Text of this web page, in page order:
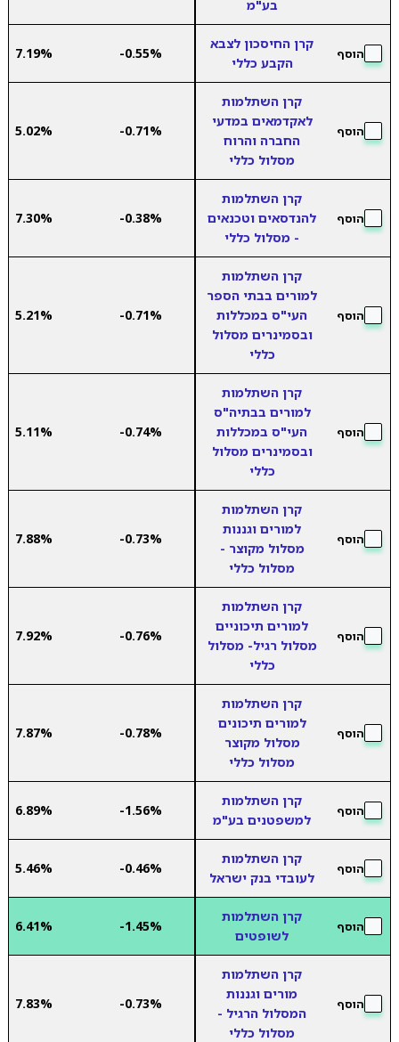
בע"מ
הוסף
קרן החיסכון לצבא
הקבע כללי
-0.55%
7.19%
הוסף
קרן השתלמות
לאקדמאים במדעי
החברה והרוח
מסלול כללי
-0.71%
5.02%
הוסף
קרן השתלמות
להנדסאים וטכנאים
- מסלול כללי
-0.38%
7.30%
הוסף
קרן השתלמות
למורים בבתי הספר
העי"ס במכללות
ובסמינרים מסלול
כללי
-0.71%
5.21%
הוסף
קרן השתלמות
למורים בבתיה"ס
העי"ס במכללות
ובסמינרים מסלול
כללי
-0.74%
5.11%
הוסף
קרן השתלמות
למורים וגננות
מסלול מקוצר -
מסלול כללי
-0.73%
7.88%
הוסף
קרן השתלמות
למורים תיכוניים
מסלול רגיל- מסלול
כללי
-0.76%
7.92%
הוסף
קרן השתלמות
למורים תיכונים
מסלול מקוצר
מסלול כללי
-0.78%
7.87%
הוסף
קרן השתלמות
למשפטנים בע"מ
-1.56%
6.89%
הוסף
קרן השתלמות
לעובדי בנק ישראל
-0.46%
5.46%
הוסף
קרן השתלמות
לשופטים
-1.45%
6.41%
הוסף
קרן השתלמות
מורים וגננות
המסלול הרגיל -
מסלול כללי
-0.73%
7.83%